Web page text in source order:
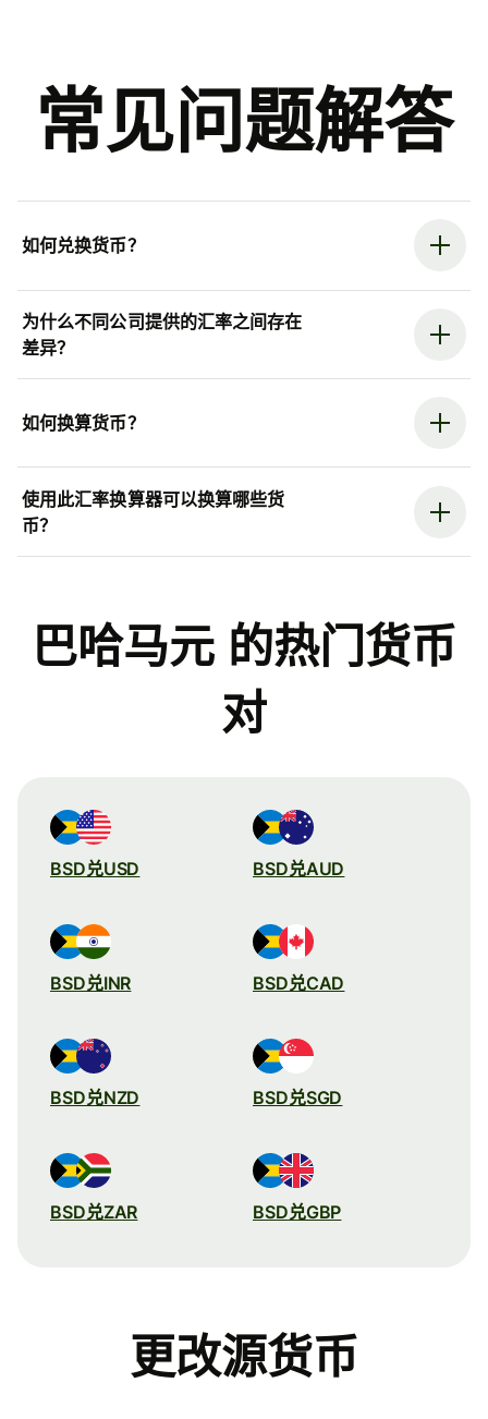
常见问题解答
如何兑换货币？
为什么不同公司提供的汇率之间存在
差异？
如何换算货币？
使用此汇率换算器可以换算哪些货
币？
巴哈马元 的热门货币
对
BSD兑USD BSD兑AUD
BSD兑INR BSD兑CAD
BSD兑NZD BSD兑SGD
BSD兑ZAR BSD兑GBP
更改源货币